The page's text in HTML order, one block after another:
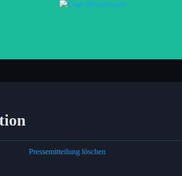
Pressemitteilung löschen